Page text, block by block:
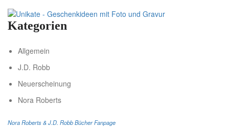
Kategorien
Allgemein
J.D. Robb
Neuerscheinung
Nora Roberts
Nora Roberts & J.D. Robb Bücher Fanpage